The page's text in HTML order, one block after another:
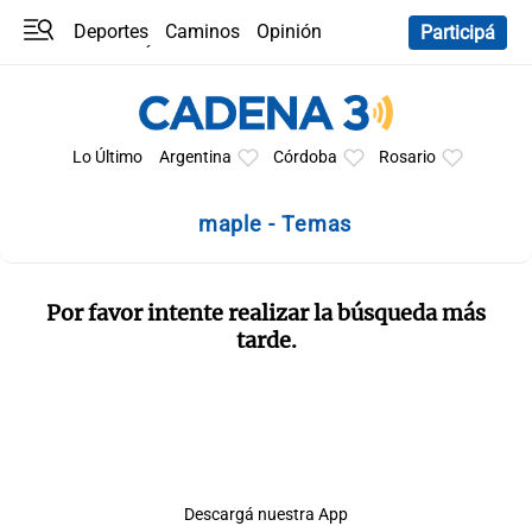
Deportes Caminos
Opinión
Participá
Lo Último Argentina Córdoba Rosario
maple - Temas
Por favor intente realizar la búsqueda más
tarde.
Descargá nuestra App